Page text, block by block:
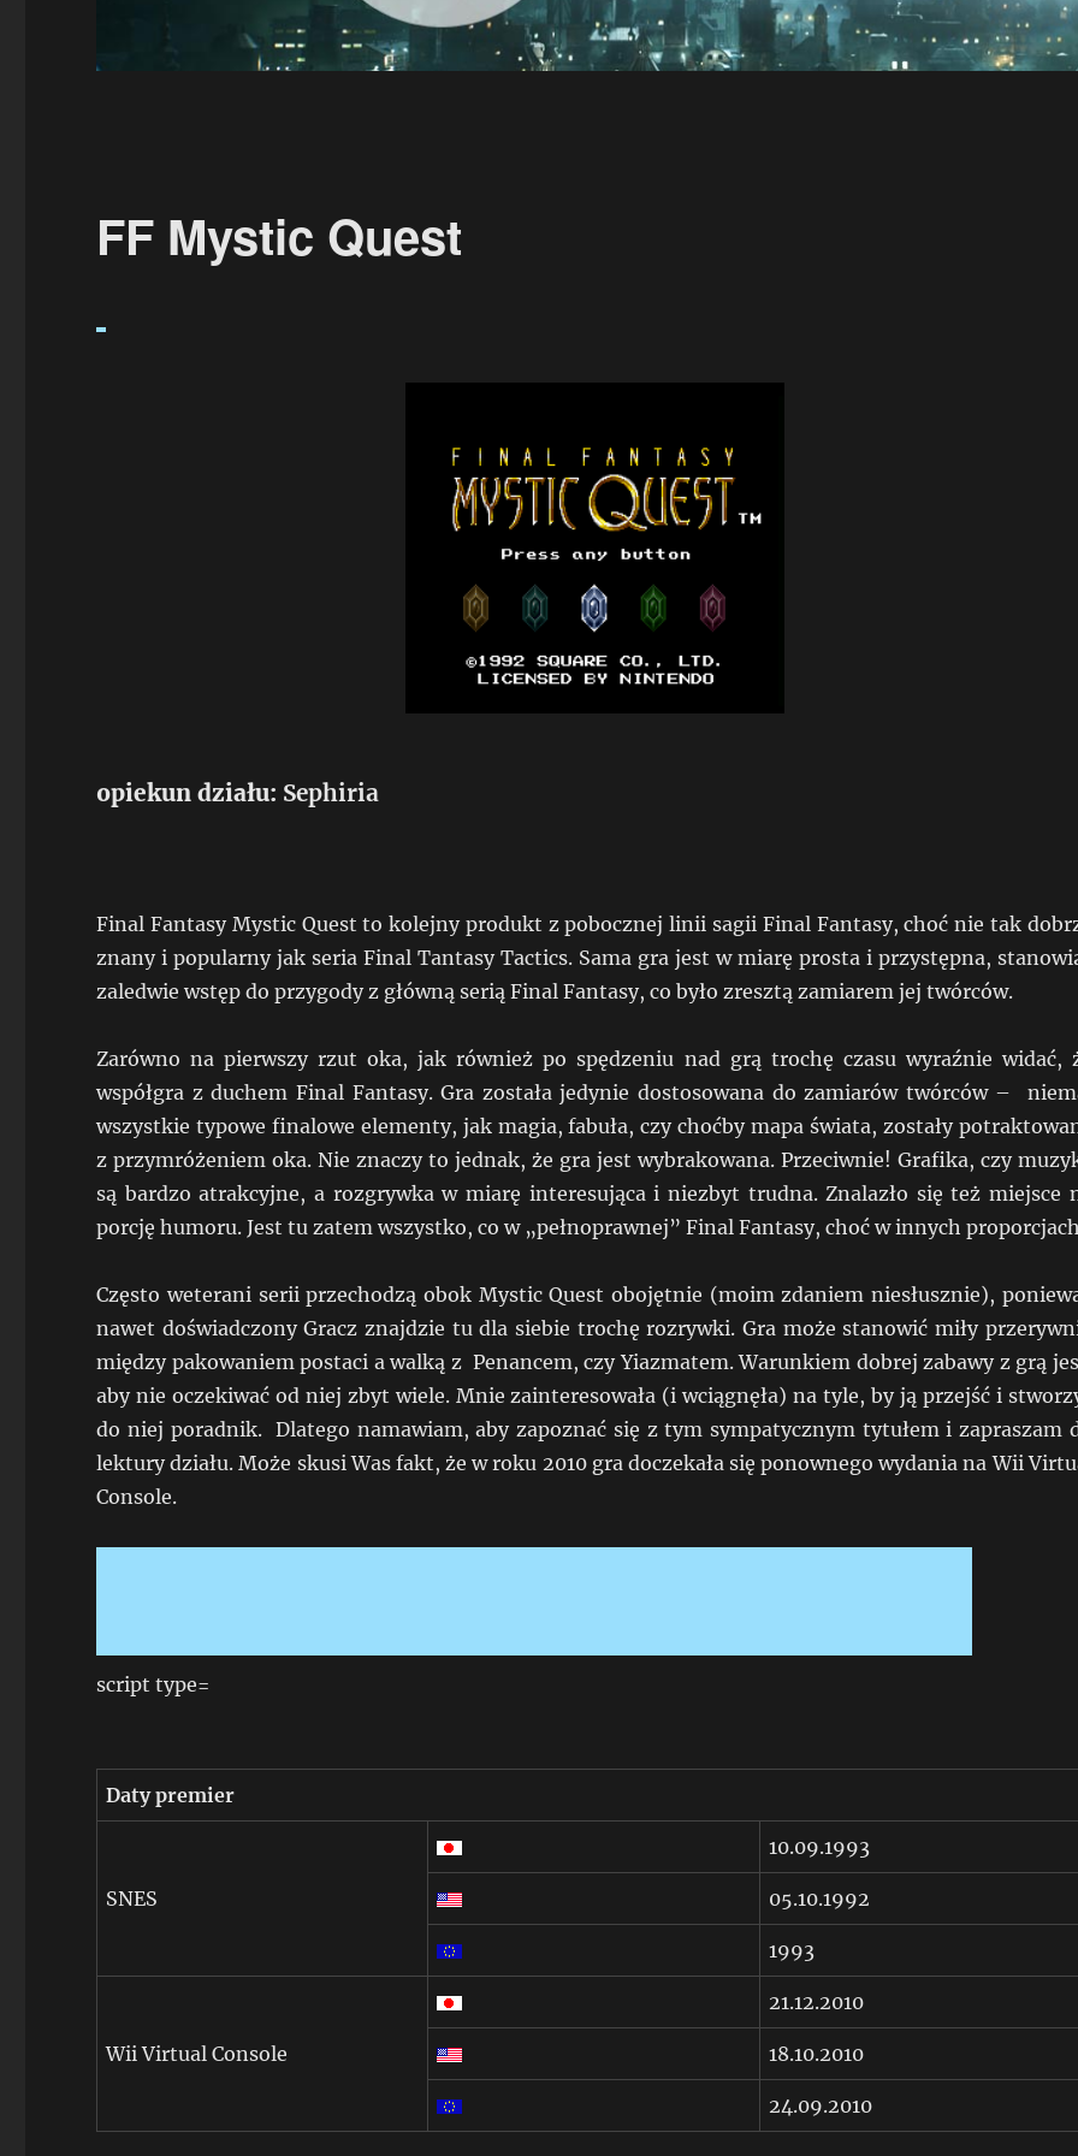
FF Mystic Quest
opiekun działu: Sephiria
Final Fantasy Mystic Quest to kolejny produkt z pobocznej linii sagii Final Fantasy, choć nie tak
znany i popularny jak seria Final Tantasy Tactics. Sama gra jest w miarę prosta i przystępna,
zaledwie wstęp do przygody z główną serią Final Fantasy, co było zresztą zamiarem jej twórców.
Zarówno na pierwszy rzut oka, jak również po spędzeniu nad grą trochę czasu wyraźnie widać,
współgra z duchem Final Fantasy. Gra została jedynie dostosowana do zamiarów twórców –
wszystkie typowe finalowe elementy, jak magia, fabuła, czy choćby mapa świata, zostały
z przymróżeniem oka. Nie znaczy to jednak, że gra jest wybrakowana. Przeciwnie! Grafika, czy
są bardzo atrakcyjne, a rozgrywka w miarę interesująca i niezbyt trudna. Znalazło się też miejsce
porcję humoru. Jest tu zatem wszystko, co w „pełnoprawnej” Final Fantasy, choć w innych
Często weterani serii przechodzą obok Mystic Quest obojętnie (moim zdaniem niesłusznie),
nawet doświadczony Gracz znajdzie tu dla siebie trochę rozrywki. Gra może stanowić miły
między pakowaniem postaci a walką z Penancem, czy Yiazmatem. Warunkiem dobrej zabawy z grą
aby nie oczekiwać od niej zbyt wiele. Mnie zainteresowała (i wciągnęła) na tyle, by ją przejść i
do niej poradnik. Dlatego namawiam, aby zapoznać się z tym sympatycznym tytułem i zapraszam
lektury działu. Może skusi Was fakt, że w roku 2010 gra doczekała się ponownego wydania na Wii
Console.
script type=
Daty premier
SNES
10.09.1993
05.10.1992
1993
Wii Virtual Console
21.12.2010
18.10.2010
24.09.2010